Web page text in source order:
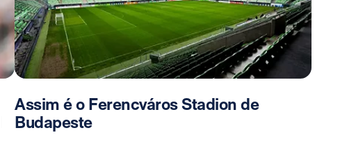
Assim é o Ferencváros Stadion de
Budapeste